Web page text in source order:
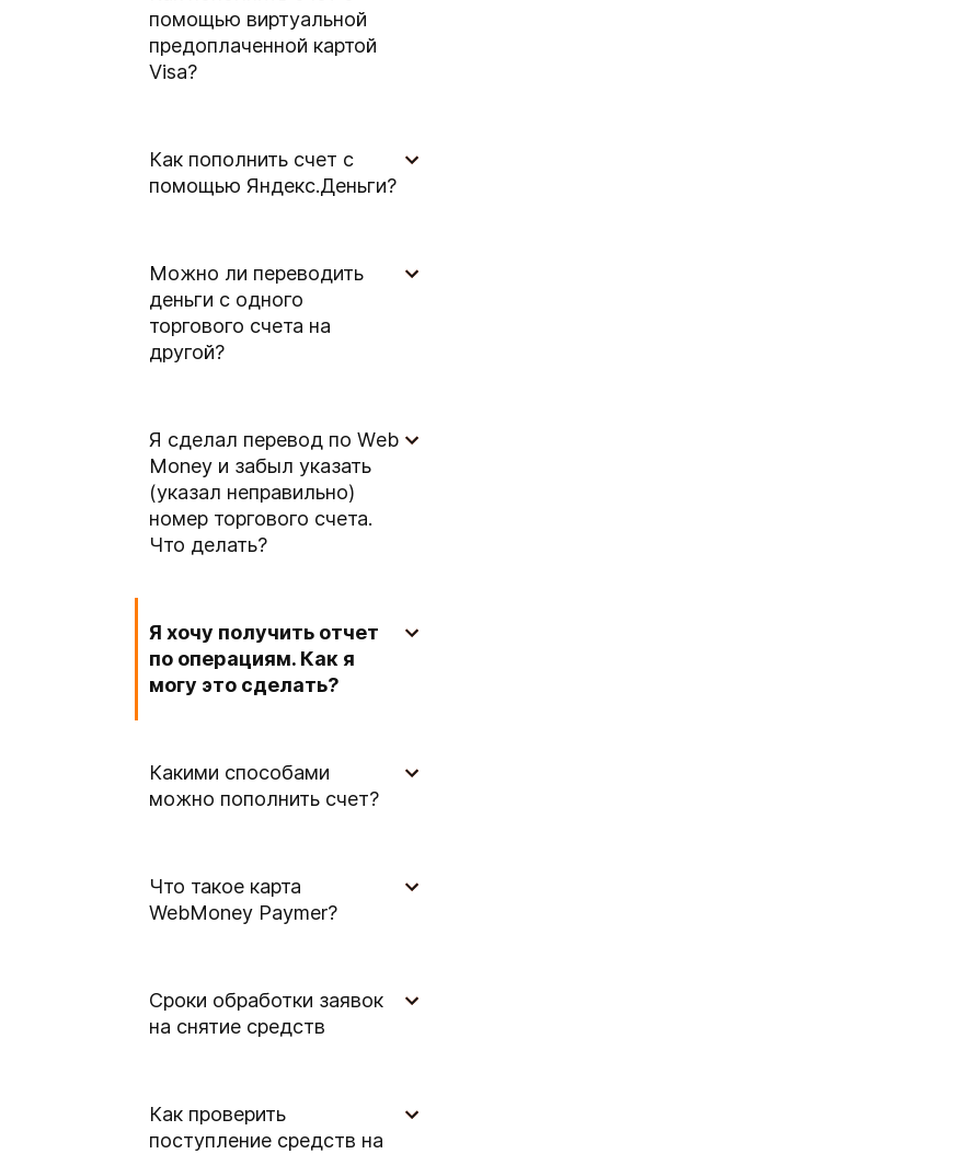
помощью виртуальной
предоплаченной картой
Visa?
Как пополнить счет с
помощью Яндекс.Деньги?
Можно ли переводить
деньги с одного
торгового счета на
другой?
Я сделал перевод по Wеb
Money и забыл указать
(указал неправильно)
номер торгового счета.
Что делать?
Я хочу получить отчет
по операциям. Как я
могу это сделать?
Какими способами
можно пополнить счет?
Что такое карта
WebMoney Paymer?
Сроки обработки заявок
на снятие средств
Как проверить
поступление средств на